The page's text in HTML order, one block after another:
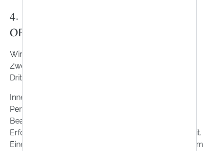
4. DATENÜBERMITTLUNG UND
OFFENLEGUNG
Wir werden keine personenbezogenen Daten zu
Zwecken der Werbung oder des Adresshandels an
Dritte übermitteln.
Innerhalb unserer Apotheke erhalten diejenigen
Personen Zugriff auf Ihre Daten, die mit der
Bearbeitung betraut sind im Rahmen der
Erforderlichkeit oder angemessener Zweckmäßigkeit.
Eine Weitergabe kann auch an externe Dienstleister im